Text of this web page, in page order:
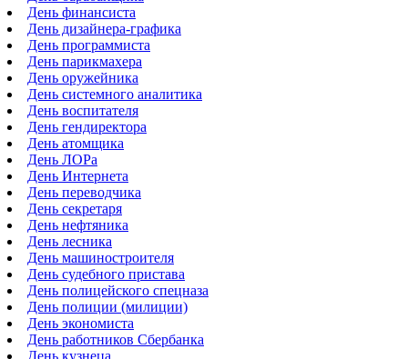
День финансиста
День дизайнера-графика
День программиста
День парикмахера
День оружейника
День системного аналитика
День воспитателя
День гендиректора
День атомщика
День ЛОРа
День Интернета
День переводчика
День секретаря
День нефтяника
День лесника
День машиностроителя
День судебного пристава
День полицейского спецназа
День полиции (милиции)
День экономиста
День работников Сбербанка
День кузнеца